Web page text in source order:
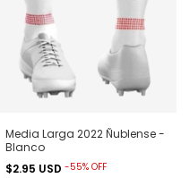
Media Larga 2022 Ñublense -
Blanco
$2.95 USD -55% OFF